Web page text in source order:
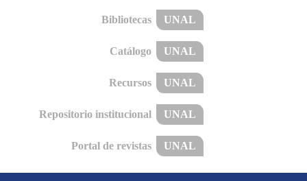
Bibliotecas UNAL
Catálogo UNAL
Recursos UNAL
Repositorio institucional UNAL
Portal de revistas UNAL